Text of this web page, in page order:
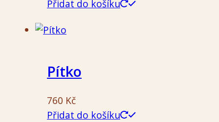
Přidat do košíku
Pítko
760 Kč
Přidat do košíku